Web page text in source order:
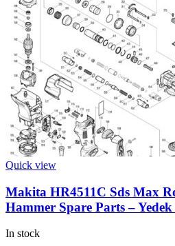
Quick view
Makita HR4511C Sds Max
Hammer Spare Parts – Yedek
In stock